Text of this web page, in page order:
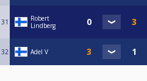
31
Robert
Lindberg
32 Adel V